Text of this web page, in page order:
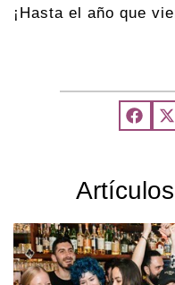
¡Hasta el año que